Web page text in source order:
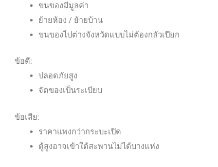
ขนของมีมูลค่า
ย้ายห้อง / ย้ายบ้าน
ขนของไปต่างจังหวัดแบบไม่ต้องกลัวเปียก
ข้อดี:
ปลอดภัยสูง
จัดของเป็นระเบียบ
ข้อเสีย:
ราคาแพงกว่ากระบะเปิด
ตู้สูงอาจเข้าใต้สะพานไม่ได้บางแห่ง